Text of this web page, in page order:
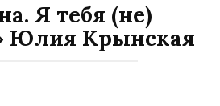
Я тебя (не)
Юлия Крынская